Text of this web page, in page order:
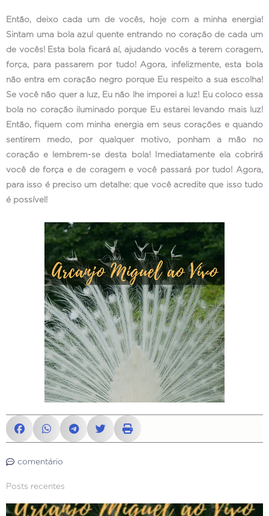
Então, deixo cada um de vocês, hoje com a minha energia!
Sintam uma bola azul quente entrando no coração de cada um
de vocês! Esta bola ficará aí, ajudando vocês a terem coragem,
força, para passarem por tudo! Agora, infelizmente, esta bola
não entra em coração negro porque Eu respeito a sua escolha!
Se você não quer a luz, Eu não lhe imporei a luz! Eu coloco essa
bola no coração iluminado porque Eu estarei levando mais luz!
Então, fiquem com minha energia em seus corações e quando
sentirem medo, por qualquer motivo, ponham a mão no
coração e lembrem-se desta bola! Imediatamente ela cobrirá
você de força e de coragem e você passará por tudo! Agora,
para isso é preciso um detalhe: que você acredite que isso tudo
é possível!
comentário
Posts recentes